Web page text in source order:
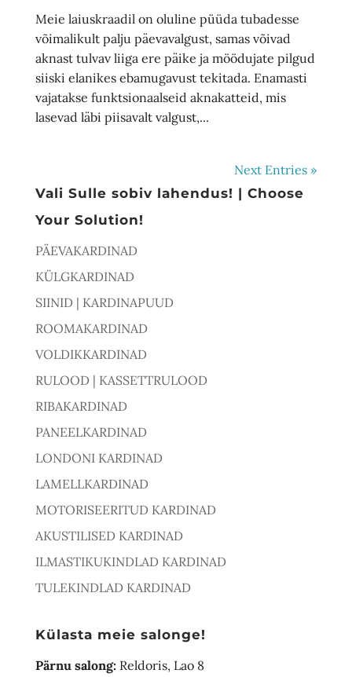
Meie laiuskraadil on oluline püüda tubadesse
võimalikult palju päevavalgust, samas võivad
aknast tulvav liiga ere päike ja möödujate pilgud
siiski elanikes ebamugavust tekitada. Enamasti
vajatakse funktsionaalseid aknakatteid, mis
lasevad läbi piisavalt valgust,...
Next Entries »
Vali Sulle sobiv lahendus! | Choose
Your Solution!
PÄEVAKARDINAD
KÜLGKARDINAD
SIINID | KARDINAPUUD
ROOMAKARDINAD
VOLDIKKARDINAD
RULOOD | KASSETTRULOOD
RIBAKARDINAD
PANEELKARDINAD
LONDONI KARDINAD
LAMELLKARDINAD
MOTORISEERITUD KARDINAD
AKUSTILISED KARDINAD
ILMASTIKUKINDLAD KARDINAD
TULEKINDLAD KARDINAD
Külasta meie salonge!
Pärnu salong: Reldoris, Lao 8